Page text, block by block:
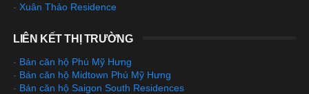
- Xuân Thảo Residence
LIÊN KẾT THỊ TRƯỜNG
- Bán căn hộ Phú Mỹ Hưng
- Bán căn hộ Midtown Phú Mỹ Hưng
- Bán căn hộ Saigon South Residences